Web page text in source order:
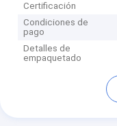
Certificación
Condiciones de
pago
Detalles de
empaquetado